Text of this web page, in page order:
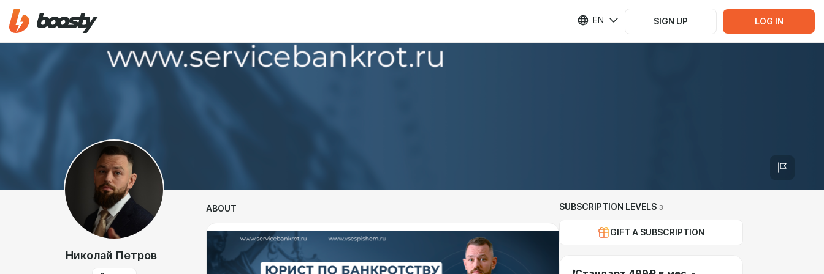
EN SIGN UP LOG IN
Николай Петров
ABOUT SUBSCRIPTION LEVELS 3
GIFT A SUBSCRIPTION